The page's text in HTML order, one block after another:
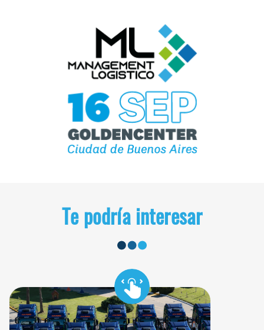
Te podría interesar